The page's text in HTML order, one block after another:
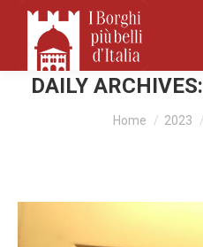
DAILY ARCHIVES:
You are here:
Home 2023